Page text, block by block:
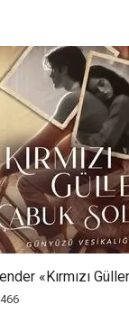
«Kırmızı
466